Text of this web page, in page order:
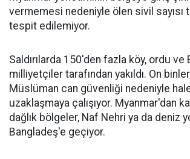
vermemesi nedeniyle ölen sivil sayısı
tespit edilemiyor.
Saldırılarda 150'den fazla köy, ordu ve
milliyetçiler tarafından yakıldı. On
Müslüman can güvenliği nedeniyle
uzaklaşmaya çalışıyor. Myanmar'dan
dağlık bölgeler, Naf Nehri ya da deniz
Bangladeş'e geçiyor.